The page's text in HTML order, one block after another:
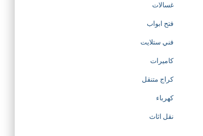
غسالات
فتح ابواب
فني ستلايت
كاميرات
كراج متنقل
كهرباء
نقل اثاث